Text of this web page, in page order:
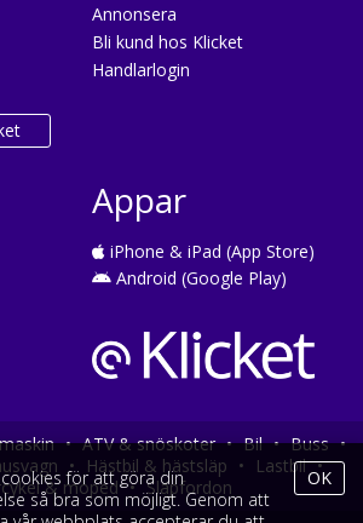
Annonsera
Bli kund hos Klicket
Handlarlogin
Appar
iPhone & iPad (App Store)
Android (Google Play)
• ATV & snöskoter • Bil • Buss •
• Hästbil & hästsläp • Lastbil •
& moped • Släpfordon
för att göra din
så bra som möjligt. Genom att
OK